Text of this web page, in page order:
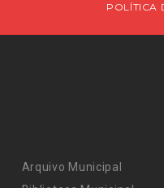
POLÍTICA
Arquivo Municipal